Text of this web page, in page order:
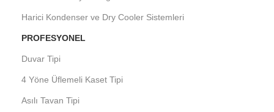
Harici Kondenser ve Dry Cooler Sistemleri
PROFESYONEL
Duvar Tipi
4 Yöne Üflemeli Kaset Tipi
Asılı Tavan Tipi